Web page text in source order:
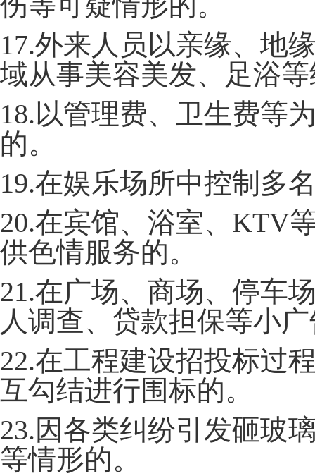
17.外来人员以亲缘、地
域从事美容美发、足浴
18.以管理费、卫生费等
的。
19.在娱乐场所中控制多
20.在宾馆、浴室、KTV
供色情服务的。
21.在广场、商场、停车
人调查、贷款担保等小
22.在工程建设招投标过
互勾结进行围标的。
23.因各类纠纷引发砸玻
等情形的。